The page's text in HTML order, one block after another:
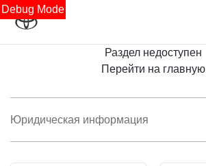
Debug Mode
Раздел недоступен
Перейти на главную
Юридическая информация